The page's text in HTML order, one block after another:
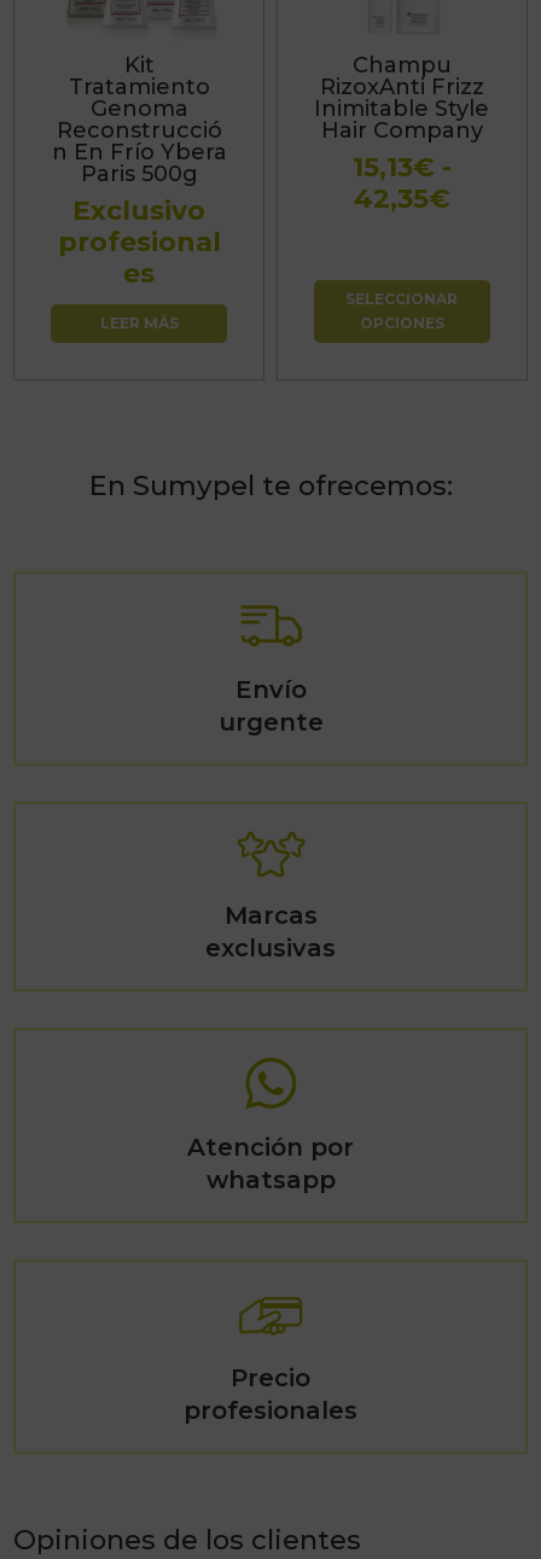
Kit
Tratamiento
Genoma
Reconstrucció
n En Frío Ybera
Paris 500g
Exclusivo
profesional
es
LEER MÁS
Champu
RizoxAnti Frizz
Inimitable Style
Hair Company
15,13€ -
42,35€Rango
desde
SELECCIONAR
OPCIONES
opciones
se
pueden
elegir
de
producto
En Sumypel te ofrecemos:
Envío
urgente
Marcas
exclusivas
Atención por
whatsapp
Precio
profesionales
Opiniones de los clientes